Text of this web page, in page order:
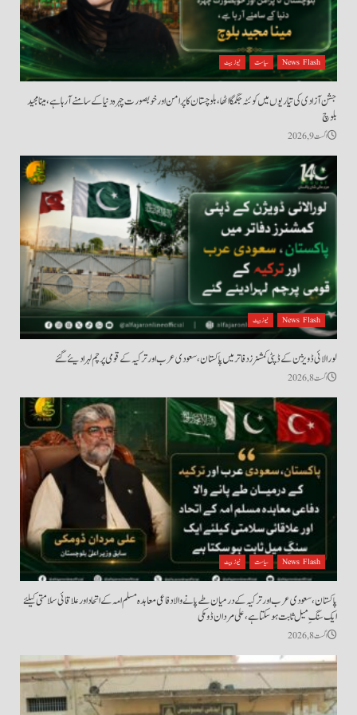
News Flash سیاست نیوز بیٹ
جشن آزادی کی تیاریوں میں کوئٹہ جگمگا اٹھا، بلوچستان کا پرامن اور خوبصورت چہرہ دنیا کے سامنے آ رہا ہے، مینا مجید
بلوچ
اگست 9, 2026
News Flash نیوز بیٹ
لورالائی ڈویژن کے ڈپٹی کمشنرز دفاتر میں پاکستان، سعودی عرب اور ترکیہ کے قومی پرچم لہرا دیئے گئے
اگست 8, 2026
News Flash سیاست نیوز بیٹ
پاکستان، سعودی عرب اور ترکیہ کے درمیان طے پانے والا دفاعی معاہدہ مسلم امہ کے اتحاد اور علاقائی سلامتی کیلئے
ایک سنگِ میل ثابت ہو سکتا ہے، علی مردان ڈومکی
اگست 8, 2026